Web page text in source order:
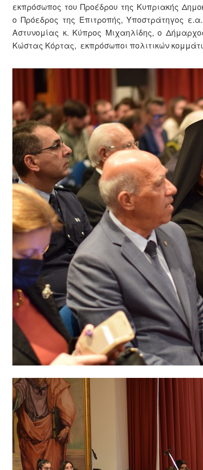
εκπρόσωπος του Προέδρου της Κυπριακής
ο Πρόεδρος της Επιτροπής, Υποστράτηγος
Αστυνομίας κ. Κύπρος Μιχαηλίδης, ο
Κώστας Κόρτας, εκπρόσωποι πολιτικών